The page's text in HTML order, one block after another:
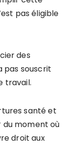
pas éligible
des
pas souscrit
travail.
santé et
du moment où
droit aux